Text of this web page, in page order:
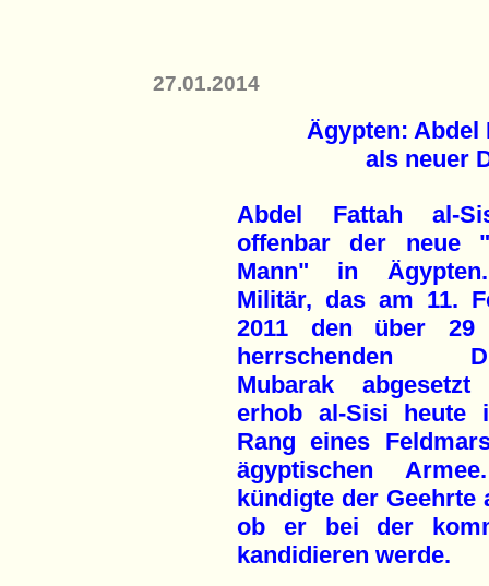
27.01.2014
Ägypten: Abdel
als neuer
Abdel Fattah al-
offenbar der neue
Mann" in
Militär, das am 11.
2011 den über 29
herrschenden
Mubarak abgesetzt
erhob al-Sisi heute
Rang eines
ägyptischen
kündigte der Geehrte
ob er bei der
kandidieren werde.